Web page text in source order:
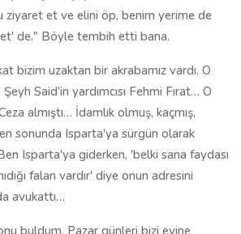
avukattı…
buldum. Pazar günleri bizi evine
çok hain bir adammış meğer. Ama
anladım bunu ben... O kadar
o kadar ustaca istismar ediyor, milletli
orda kaldığım halde, onun etkisi
Üstad'a ziyarette bulunamadım, Maalesef
atıyor, bizi soğutuyordu… Sonra:
gitmeyin, takip ediliyor ha…" diyordu.